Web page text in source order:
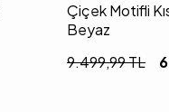
Çiçek Motifli
Beyaz
9.499,99TL